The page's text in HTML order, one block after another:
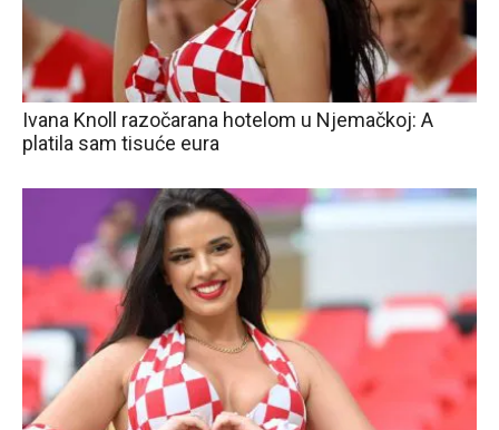
Ivana Knoll razočarana hotelom u Njemačkoj: A
platila sam tisuće eura